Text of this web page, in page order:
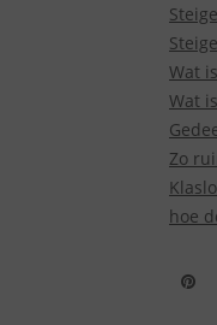
Wat
Wat
Zo
hoe